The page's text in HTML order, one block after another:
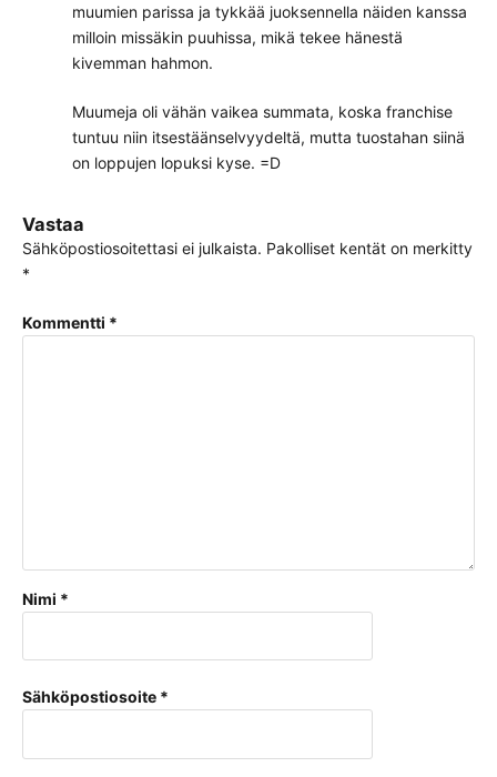
muumien parissa ja tykkää juoksennella näiden kanssa
milloin missäkin puuhissa, mikä tekee hänestä
kivemman hahmon.
Muumeja oli vähän vaikea summata, koska franchise
tuntuu niin itsestäänselvyydeltä, mutta tuostahan siinä
on loppujen lopuksi kyse. =D
Vastaa
Sähköpostiosoitettasi ei julkaista. Pakolliset kentät on merkitty
*
Kommentti *
Nimi *
Sähköpostiosoite *